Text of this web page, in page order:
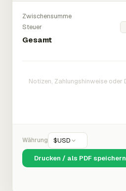
Zwischensumme
Steuer
Gesamt
Währung $USD
Drucken / als PDF speichern